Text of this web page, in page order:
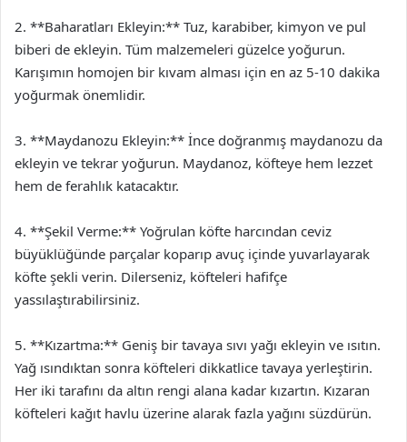
2. **Baharatları Ekleyin:** Tuz, karabiber, kimyon ve pul
biberi de ekleyin. Tüm malzemeleri güzelce yoğurun.
Karışımın homojen bir kıvam alması için en az 5-10 dakika
yoğurmak önemlidir.
3. **Maydanozu Ekleyin:** İnce doğranmış maydanozu da
ekleyin ve tekrar yoğurun. Maydanoz, köfteye hem lezzet
hem de ferahlık katacaktır.
4. **Şekil Verme:** Yoğrulan köfte harcından ceviz
büyüklüğünde parçalar koparıp avuç içinde yuvarlayarak
köfte şekli verin. Dilerseniz, köfteleri hafifçe
yassılaştırabilirsiniz.
5. **Kızartma:** Geniş bir tavaya sıvı yağı ekleyin ve ısıtın.
Yağ ısındıktan sonra köfteleri dikkatlice tavaya yerleştirin.
Her iki tarafını da altın rengi alana kadar kızartın. Kızaran
köfteleri kağıt havlu üzerine alarak fazla yağını süzdürün.